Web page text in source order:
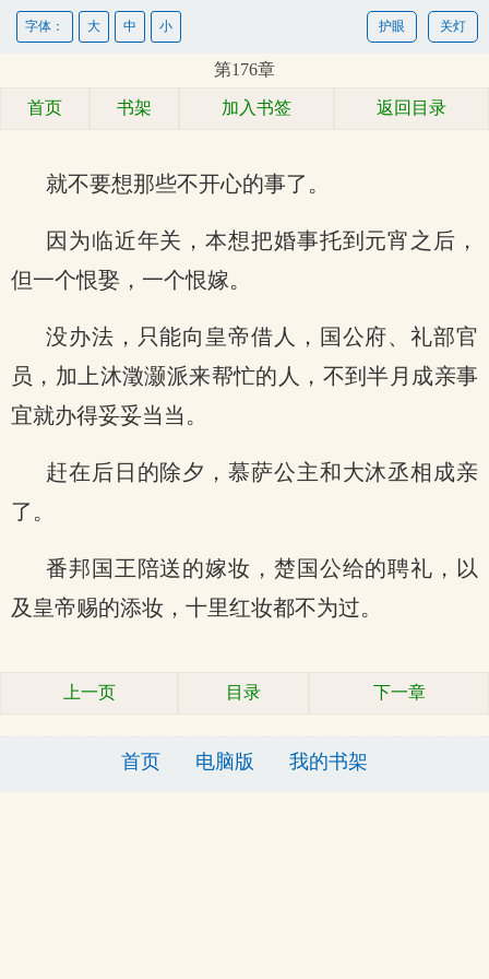
关灯
护眼
字体： 大 中 小
第176章
首页 书架 加入书签 返回目录
就不要想那些不开心的事了。
因为临近年关，本想把婚事托到元宵之后，
但一个恨娶，一个恨嫁。
没办法，只能向皇帝借人，国公府、礼部官
员，加上沐澂灏派来帮忙的人，不到半月成亲事
宜就办得妥妥当当。
赶在后日的除夕，慕萨公主和大沐丞相成亲
了。
番邦国王陪送的嫁妆，楚国公给的聘礼，以
及皇帝赐的添妆，十里红妆都不为过。
上一页 目录 下一章
首页 电脑版 我的书架